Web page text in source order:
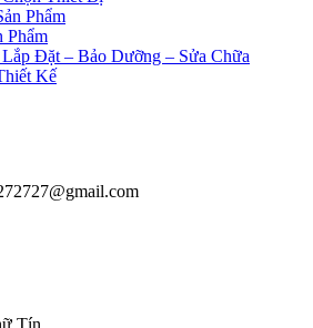
Phẩm
Phẩm
Đặt – Bảo Dưỡng – Sửa Chữa
Kế
Tín